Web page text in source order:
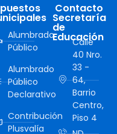
Alumbrado
Público
Alumbrado
Público
Declarativo
Contribución
Plusvalía
Contacto
Secretaría
de
Educación
Calle
40 Nro.
33 -
64,
Barrio
Centro,
Piso 4